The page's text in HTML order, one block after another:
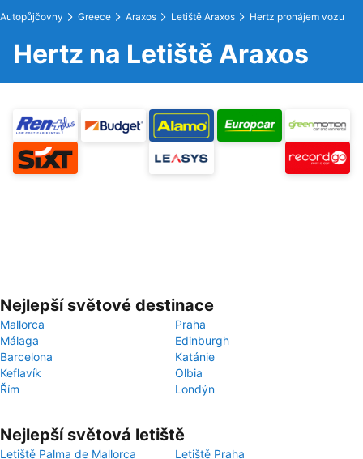
Autopůjčovny Greece Araxos Letiště Araxos Hertz pronájem vozu
Hertz na Letiště Araxos
Nejlepší světové destinace
Mallorca
Praha
Málaga
Edinburgh
Barcelona
Katánie
Keflavík
Olbia
Řím
Londýn
Nejlepší světová letiště
Letiště Palma de Mallorca
Letiště Praha